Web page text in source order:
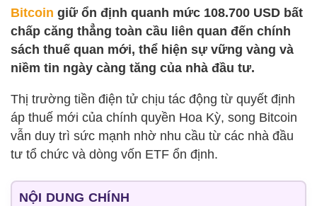
Bitcoin giữ ổn định quanh mức 108.700 USD bất
chấp căng thẳng toàn cầu liên quan đến chính
sách thuế quan mới, thể hiện sự vững vàng và
niềm tin ngày càng tăng của nhà đầu tư.
Thị trường tiền điện tử chịu tác động từ quyết định
áp thuế mới của chính quyền Hoa Kỳ, song Bitcoin
vẫn duy trì sức mạnh nhờ nhu cầu từ các nhà đầu
tư tổ chức và dòng vốn ETF ổn định.
NỘI DUNG CHÍNH